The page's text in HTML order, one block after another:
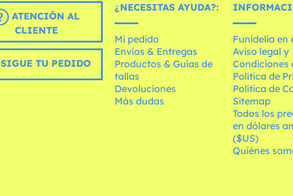
ATENCIÓN AL
CLIENTE
SIGUE TU PEDIDO
¿NECESITAS AYUDA?:
Mi pedido
Envíos & Entregas
Productos & Guías de
tallas
Devoluciones
Más dudas
Funidelia en
Aviso legal y
Condiciones
Política de
Política de
Sitemap
Todos los
en dólares
($US)
Quiénes